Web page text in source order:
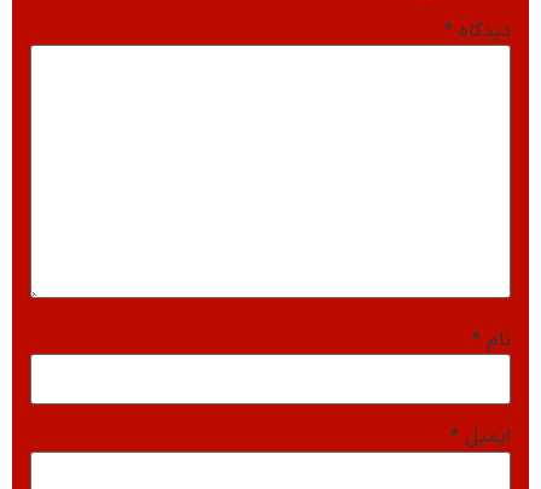
دیدگاه *
نام *
ایمیل *